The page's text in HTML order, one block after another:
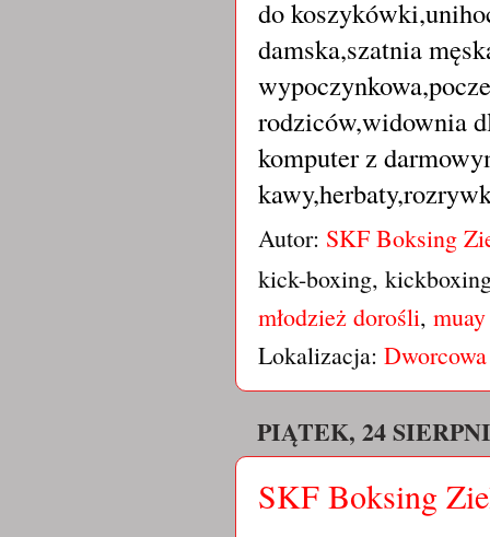
do
damska,szatnia
rodziców,widownia
komputer z
Autor: SKF Boksing
kick-boxing,
młodzież dorośli,
Lokalizacja:
PIĄTEK, 24
SKF Boksing